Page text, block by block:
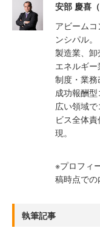
安部 慶喜
アビーム
ンシパル。
製造業、卸
エネルギー
制度・業務
成功報酬
広い領域
ビス全体
現。
※プロフィ
稿時点での
執筆記事